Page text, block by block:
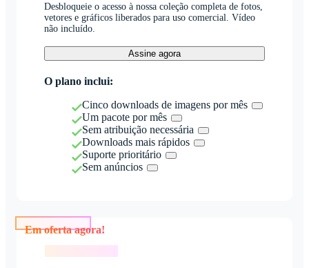
Desbloqueie o acesso à nossa coleção completa de fotos,
vetores e gráficos liberados para uso comercial. Vídeo
não incluído.
Assine agora
O plano inclui:
Cinco downloads de imagens por mês
Um pacote por mês
Sem atribuição necessária
Downloads mais rápidos
Suporte prioritário
Sem anúncios